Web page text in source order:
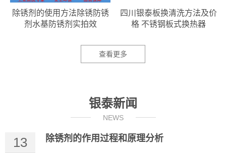
除锈剂的使用方法除锈防锈
剂水基防锈剂实拍效
四川银泰板换清洗方法及价
格 不锈钢板式换热器
查看更多
银泰新闻
NEWS
13 除锈剂的作用过程和原理分析